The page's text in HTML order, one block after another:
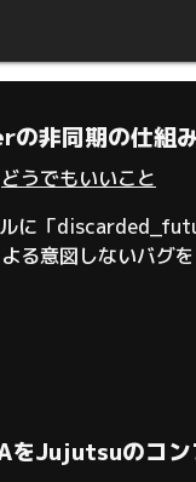
非同期の仕組み
どうでもいいこと
に「
る意図しないバグ
Jujutsuのコン